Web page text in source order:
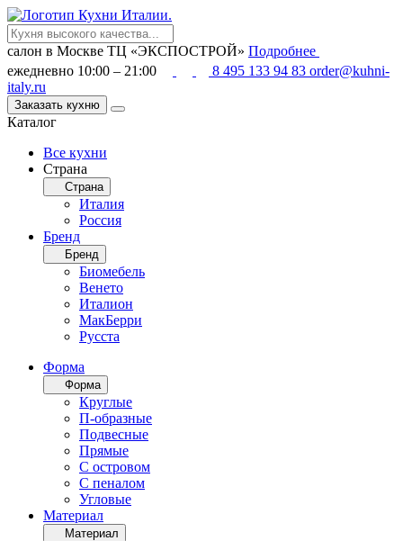
салон в Москве ТЦ «ЭКСПОСТРОЙ» Подробнее
ежедневно 10:00 – 21:00
8 495 133 94 83 order@kuhni-
italy.ru
Заказать кухню
Каталог
Все кухни
Страна
Страна
Италия
Россия
Бренд
Бренд
Биомебель
Венето
Италион
МакБерри
Русста
Форма
Форма
Круглые
П-образные
Подвесные
Прямые
С островом
С пеналом
Угловые
Материал
Материал